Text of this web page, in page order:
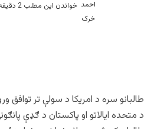
خواندن این مطلب 2 دقیقه زمان میبرد
طالبانو سره د امریکا د سولې تر
د متحده ایالاتو او پاکستان د ګډې